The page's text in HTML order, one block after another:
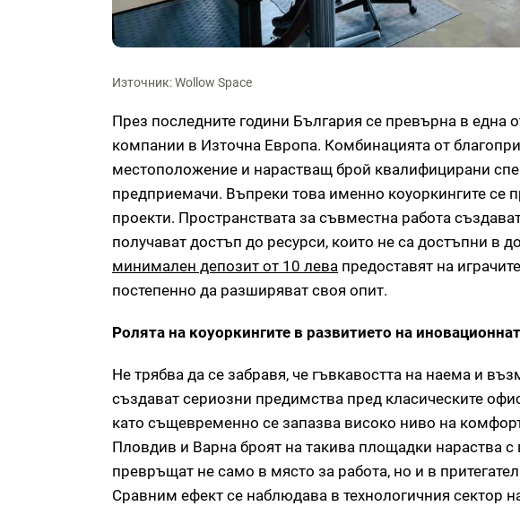
Източник: Wollow Space
През последните години България се превърна в една
компании в Източна Европа. Комбинацията от
местоположение и нарастващ брой квалифицирани
предприемачи. Въпреки това именно коуоркингите се
проекти. Пространствата за съвместна работа
получават достъп до ресурси, които не са достъпни в
минимален депозит от 10 лева предоставят на
постепенно да разширяват своя опит.
Ролята на коуоркингите в развитието на
Не трябва да се забравя, че гъвкавостта на наема и
създават сериозни предимства пред класическите
като същевременно се запазва високо ниво на
Пловдив и Варна броят на такива площадки нараства
превръщат не само в място за работа, но и в
Сравним ефект се наблюдава в технологичния сектор